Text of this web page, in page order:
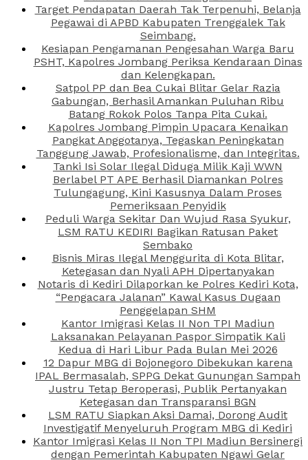
Target Pendapatan Daerah Tak Terpenuhi, Belanja
Pegawai di APBD Kabupaten Trenggalek Tak
Seimbang.
Kesiapan Pengamanan Pengesahan Warga Baru
PSHT, Kapolres Jombang Periksa Kendaraan Dinas
dan Kelengkapan.
Satpol PP dan Bea Cukai Blitar Gelar Razia
Gabungan, Berhasil Amankan Puluhan Ribu
Batang Rokok Polos Tanpa Pita Cukai.
Kapolres Jombang Pimpin Upacara Kenaikan
Pangkat Anggotanya, Tegaskan Peningkatan
Tanggung Jawab, Profesionalisme, dan Integritas.
Tanki Isi Solar Ilegal Diduga Milik Kaji WWN
Berlabel PT APE Berhasil Diamankan Polres
Tulungagung, Kini Kasusnya Dalam Proses
Pemeriksaan Penyidik
Peduli Warga Sekitar Dan Wujud Rasa Syukur,
LSM RATU KEDIRI Bagikan Ratusan Paket
Sembako
Bisnis Miras Ilegal Menggurita di Kota Blitar,
Ketegasan dan Nyali APH Dipertanyakan
Notaris di Kediri Dilaporkan ke Polres Kediri Kota,
“Pengacara Jalanan” Kawal Kasus Dugaan
Penggelapan SHM
Kantor Imigrasi Kelas II Non TPI Madiun
Laksanakan Pelayanan Paspor Simpatik Kali
Kedua di Hari Libur Pada Bulan Mei 2026
12 Dapur MBG di Bojonegoro Dibekukan karena
IPAL Bermasalah, SPPG Dekat Gunungan Sampah
Justru Tetap Beroperasi, Publik Pertanyakan
Ketegasan dan Transparansi BGN
LSM RATU Siapkan Aksi Damai, Dorong Audit
Investigatif Menyeluruh Program MBG di Kediri
Kantor Imigrasi Kelas II Non TPI Madiun Bersinergi
dengan Pemerintah Kabupaten Ngawi Gelar